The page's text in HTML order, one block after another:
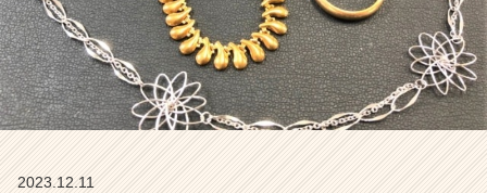
ル
の
タ
イ
ム
ラ
2023.12.11